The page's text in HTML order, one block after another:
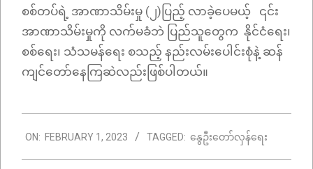
စစ်တပ်ရဲ့ အာဏာသိမ်းမှု (၂)ပြည့် လာခဲ့ပေမယ့် ၎င်း
အာဏာသိမ်းမှုကို လက်မခံဘဲ ပြည်သူတွေက နိုင်ငံရေး၊
စစ်ရေး၊ သံသမန်ရေး စသည့် နည်းလမ်းပေါင်းစုံနဲ့ ဆန်
ကျင်တော်နေကြဆဲလည်းဖြစ်ပါတယ်။
02-
01
ON: FEBRUARY 1, 2023 TAGGED: နွေဦးတော်လှန်ရေး